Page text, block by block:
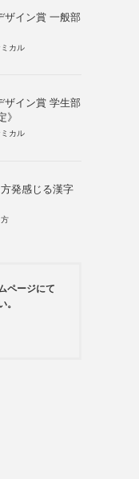
ザイン賞 一般部
カル
ザイン賞 学生部
》
カル
発感じる漢字
ページにて
。